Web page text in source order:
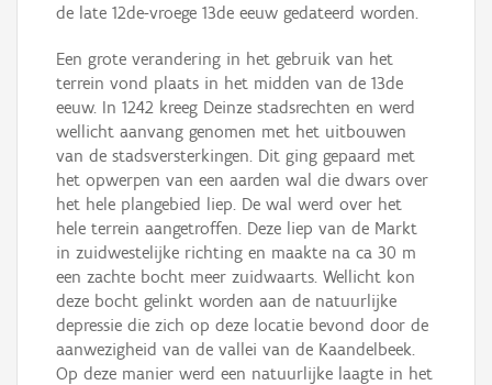
de late 12de-vroege 13de eeuw gedateerd worden.
Een grote verandering in het gebruik van het
terrein vond plaats in het midden van de 13de
eeuw. In 1242 kreeg Deinze stadsrechten en werd
wellicht aanvang genomen met het uitbouwen
van de stadsversterkingen. Dit ging gepaard met
het opwerpen van een aarden wal die dwars over
het hele plangebied liep. De wal werd over het
hele terrein aangetroffen. Deze liep van de Markt
in zuidwestelijke richting en maakte na ca 30 m
een zachte bocht meer zuidwaarts. Wellicht kon
deze bocht gelinkt worden aan de natuurlijke
depressie die zich op deze locatie bevond door de
aanwezigheid van de vallei van de Kaandelbeek.
Op deze manier werd een natuurlijke laagte in het